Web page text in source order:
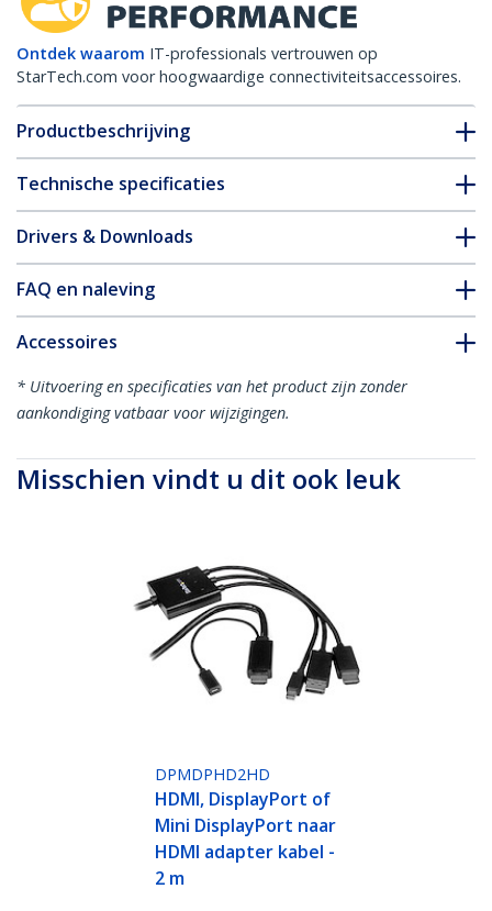
Ontdek waarom IT-professionals vertrouwen op
StarTech.com voor hoogwaardige connectiviteitsaccessoires.
Productbeschrijving
Technische specificaties
Drivers & Downloads
FAQ en naleving
Accessoires
* Uitvoering en specificaties van het product zijn zonder
aankondiging vatbaar voor wijzigingen.
Misschien vindt u dit ook leuk
DPMDPHD2HD
HDMI, DisplayPort of
Mini DisplayPort naar
HDMI adapter kabel -
2 m